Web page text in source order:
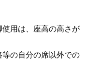
使用は、座高の高さが
の自分の席以外での